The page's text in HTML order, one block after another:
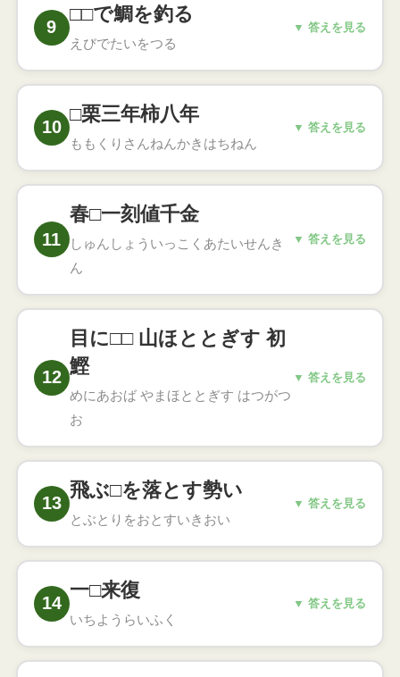
とえ（春の風物詩）
9
□□で鯛を釣る
えびでたいをつる
▼ 答えを見る
こたえ
海老で鯛を釣る
わずかな元手で大きな利益を得ることのたと
え（春は桜鯛の旬）
○
10
□栗三年柿八年
ももくりさんねんかきはちねん
▼ 答えを見る
こたえ
桃栗三年柿八年
何事も成果が出るまでには相応の年月がかか
るということ（桃は春の花）
○
11
春□一刻値千金
しゅんしょういっこくあたいせんき
ん
▼ 答えを見る
こたえ
春宵一刻値千金
春の夜のひとときは千金にも値するほど素晴
らしいということ（蘇軾の漢詩）
○
12
目に□□ 山ほととぎす 初
鰹
めにあおば やまほととぎす はつがつ
お
▼ 答えを見る
こたえ
目に青葉 山ほととぎす 初鰹
春から初夏の風物を詠んだ山口素堂の有名な
句
○
13
飛ぶ□を落とす勢い
とぶとりをおとすいきおい
▼ 答えを見る
こたえ
飛ぶ鳥を落とす勢い
権勢がきわめて盛んなことのたとえ（春は渡
り鳥が飛び交う季節）
○
14
一□来復
いちようらいふく
▼ 答えを見る
こたえ
一陽来復
冬が去り春が来ること。悪いことの後には良
○